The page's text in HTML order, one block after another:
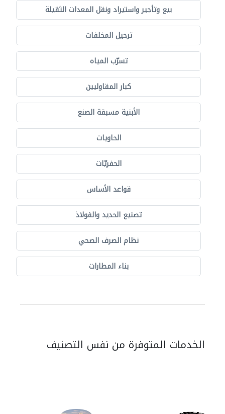
بيع وتأجير واستيراد ونقل المعدات الثقيلة
ترحيل المخلفات
تسرّب المياه
كبار المقاوليين
الأبنية مسبقة الصنع
الحاويات
الحفريّات
قواعد الأساس
تصنيع الحديد والفولاذ
نظام الصرف الصحي
بناء المطارات
الخدمات المتوفرة من نفس التصنيف